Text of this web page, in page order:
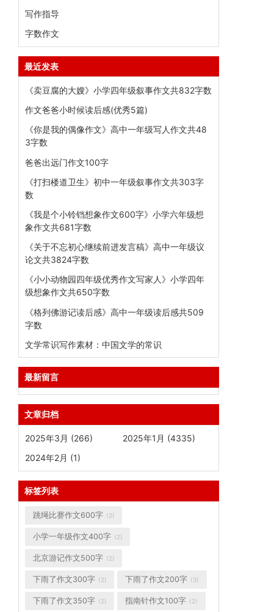
写作指导
字数作文
最近发表
《卖豆腐的大嫂》小学四年级叙事作文共832字数
作文爸爸小时候读后感(优秀5篇)
《你是我的偶像作文》高中一年级写人作文共48
3字数
爸爸出远门作文100字
《打扫楼道卫生》初中一年级叙事作文共303字
数
《我是个小铃铛想象作文600字》小学六年级想
象作文共681字数
《关于不忘初心继续前进发言稿》高中一年级议
论文共3824字数
《小小动物园四年级优秀作文写家人》小学四年
级想象作文共650字数
《格列佛游记读后感》高中一年级读后感共509
字数
文学常识写作素材：中国文学的常识
最新留言
文章归档
2025年3月 (266)
2025年1月 (4335)
2024年2月 (1)
标签列表
跳绳比赛作文600字 (2)
小学一年级作文400字 (2)
北京游记作文500字 (2)
下雨了作文300字 (2) 下雨了作文200字 (3)
下雨了作文350字 (2) 指南针作文100字 (2)